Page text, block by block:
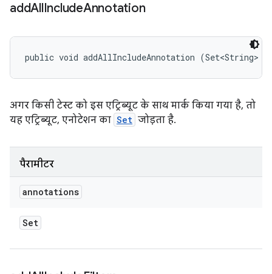
addAllIncludeAnnotation
public void addAllIncludeAnnotation (Set<String>
अगर किसी टेस्ट को इस एट्रिब्यूट के साथ मार्क किया गया है, तो
यह एट्रिब्यूट, एनोटेशन का Set जोड़ता है.
पैरामीटर
annotations
Set